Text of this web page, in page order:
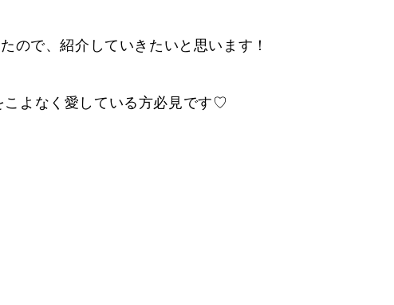
ので、紹介していきたいと思います！
よなく愛している方必見です♡